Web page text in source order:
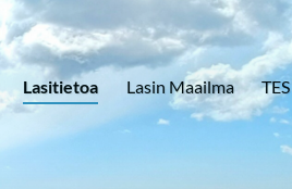
Lasitietoa Lasin Maailma TES